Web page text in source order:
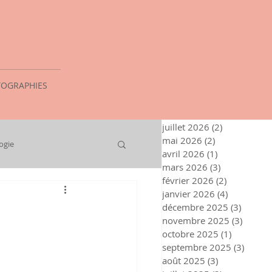
juillet 2026 (2)
mai 2026 (2)
avril 2026 (1)
mars 2026 (3)
février 2026 (2)
janvier 2026 (4)
décembre 2025 (3)
novembre 2025 (3)
octobre 2025 (1)
septembre 2025 (3)
août 2025 (3)